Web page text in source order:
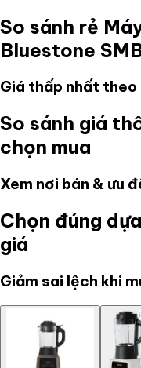
So sánh rẻ
Bluestone
Giá thấp nhất theo
So sánh giá
chọn mua
Xem nơi bán & ưu
Chọn đúng
giá
Giảm sai lệch khi